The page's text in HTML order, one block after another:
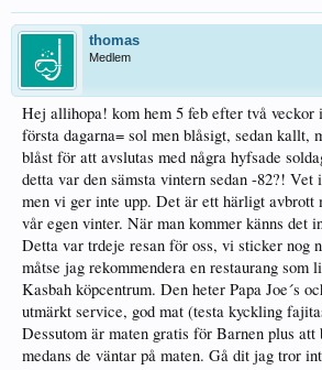
thomas
Medlem
Hej allihopa! kom hem 5 feb efter två veckor
första dagarna= sol men blåsigt, sedan kallt,
blåst för att avslutas med några hyfsade
detta var den sämsta vintern sedan -82?! Vet
men vi ger inte upp. Det är ett härligt avbrott
vår egen vinter. När man kommer känns det
Detta var trdeje resan för oss, vi sticker nog
måtse jag rekommendera en restaurang som
Kasbah köpcentrum. Den heter Papa Joe´s
utmärkt service, god mat (testa kyckling
Dessutom är maten gratis för Barnen plus
medans de väntar på maten. Gå dit jag tror